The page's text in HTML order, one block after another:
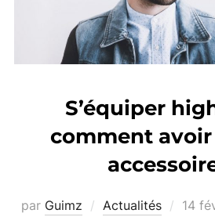
S’équiper
comment
par Guimz Actualités 14